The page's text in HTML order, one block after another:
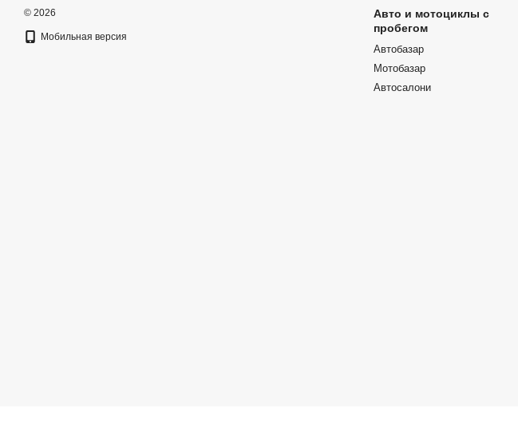
© 2026
Мобильная версия
Авто и мотоциклы с
пробегом
Автобазар
Мотобазар
Автосалони